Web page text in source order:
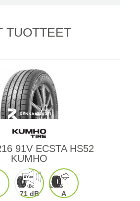
TUOTTEET
91V ECSTA HS52
KUMHO
71 dB A